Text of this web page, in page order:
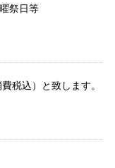
祭日等
税込）と致します。